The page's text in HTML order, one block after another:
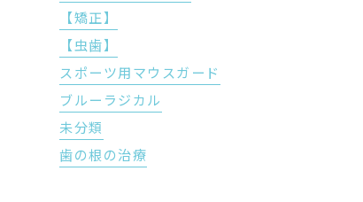
【矯正】
【虫歯】
スポーツ用マウスガード
ブルーラジカル
未分類
歯の根の治療